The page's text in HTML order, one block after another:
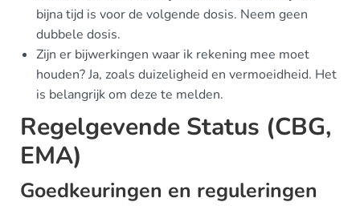
bijna tijd is voor de volgende dosis. Neem geen
dubbele dosis.
Zijn er bijwerkingen waar ik rekening mee moet
houden? Ja, zoals duizeligheid en vermoeidheid. Het
is belangrijk om deze te melden.
Regelgevende Status (CBG,
EMA)
Goedkeuringen en reguleringen